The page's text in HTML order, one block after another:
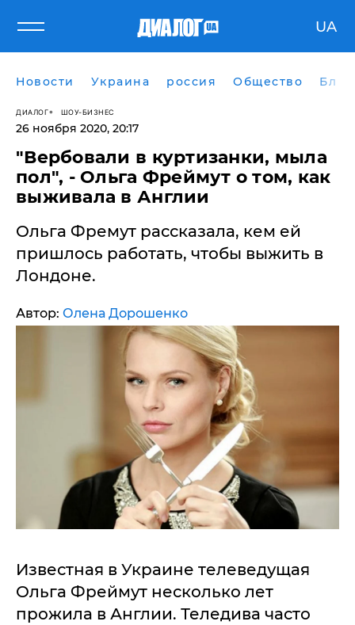
UA
Новости Украина россия Общество
ДИАЛОГ ШОУ-БИЗНЕС
26 ноября 2020, 20:17
"Вербовали в куртизанки, мыла
пол", - Ольга Фреймут о том, как
выживала в Англии
Ольга Фремут рассказала, кем ей
пришлось работать, чтобы выжить в
Лондоне.
Автор: Олена Дорошенко
Известная в Украине телеведущая
Ольга Фреймут несколько лет
прожила в Англии. Теледива часто